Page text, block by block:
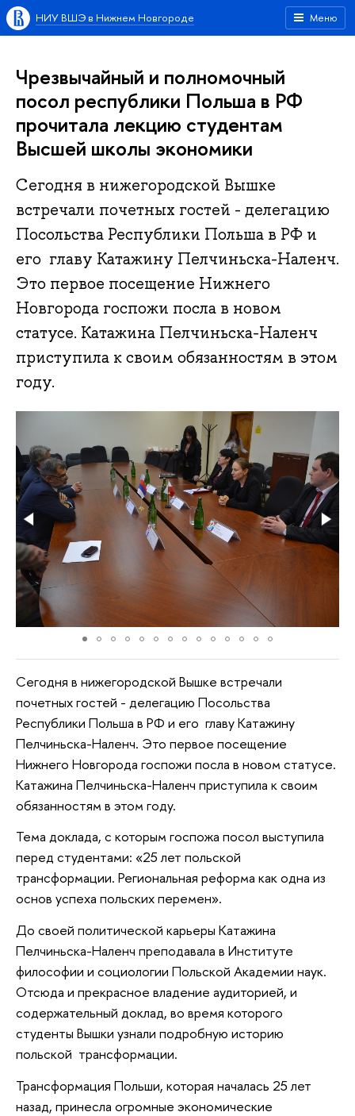
Меню
НИУ ВШЭ в Нижнем Новгороде
Чрезвычайный и полномочный
посол республики Польша в РФ
прочитала лекцию студентам
Высшей школы экономики
Сегодня в нижегородской Вышке
встречали почетных гостей - делегацию
Посольства Республики Польша в РФ и
его главу Катажину Пелчиньска-Наленч.
Это первое посещение Нижнего
Новгорода госпожи посла в новом
статусе. Катажина Пелчиньска-Наленч
приступила к своим обязанностям в этом
году.
Сегодня в нижегородской Вышке встречали
почетных гостей - делегацию Посольства
Республики Польша в РФ и его главу Катажину
Пелчиньска-Наленч. Это первое посещение
Нижнего Новгорода госпожи посла в новом статусе.
Катажина Пелчиньска-Наленч приступила к своим
обязанностям в этом году.
Тема доклада, с которым госпожа посол выступила
перед студентами: «25 лет польской
трансформации. Региональная реформа как одна из
основ успеха польских перемен».
До своей политической карьеры Катажина
Пелчиньска-Наленч преподавала в Институте
философии и социологии Польской Академии наук.
Отсюда и прекрасное владение аудиторией, и
содержательный доклад, во время которого
студенты Вышки узнали подробную историю
польской трансформации.
Трансформация Польши, которая началась 25 лет
назад, принесла огромные экономические